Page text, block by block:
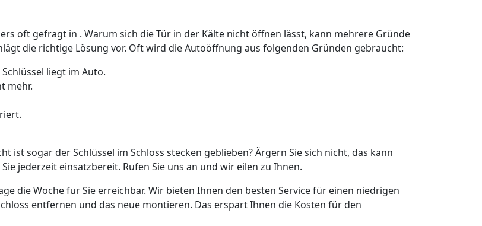
oft gefragt in . Warum sich die Tür in der Kälte nicht öffnen lässt, kann mehrere Gründe
die richtige Lösung vor. Oft wird die Autoöffnung aus folgenden Gründen gebraucht:
liegt im Auto.
mehr.
ist sogar der Schlüssel im Schloss stecken geblieben? Ärgern Sie sich nicht, das kann
jederzeit einsatzbereit. Rufen Sie uns an und wir eilen zu Ihnen.
die Woche für Sie erreichbar. Wir bieten Ihnen den besten Service für einen niedrigen
entfernen und das neue montieren. Das erspart Ihnen die Kosten für den